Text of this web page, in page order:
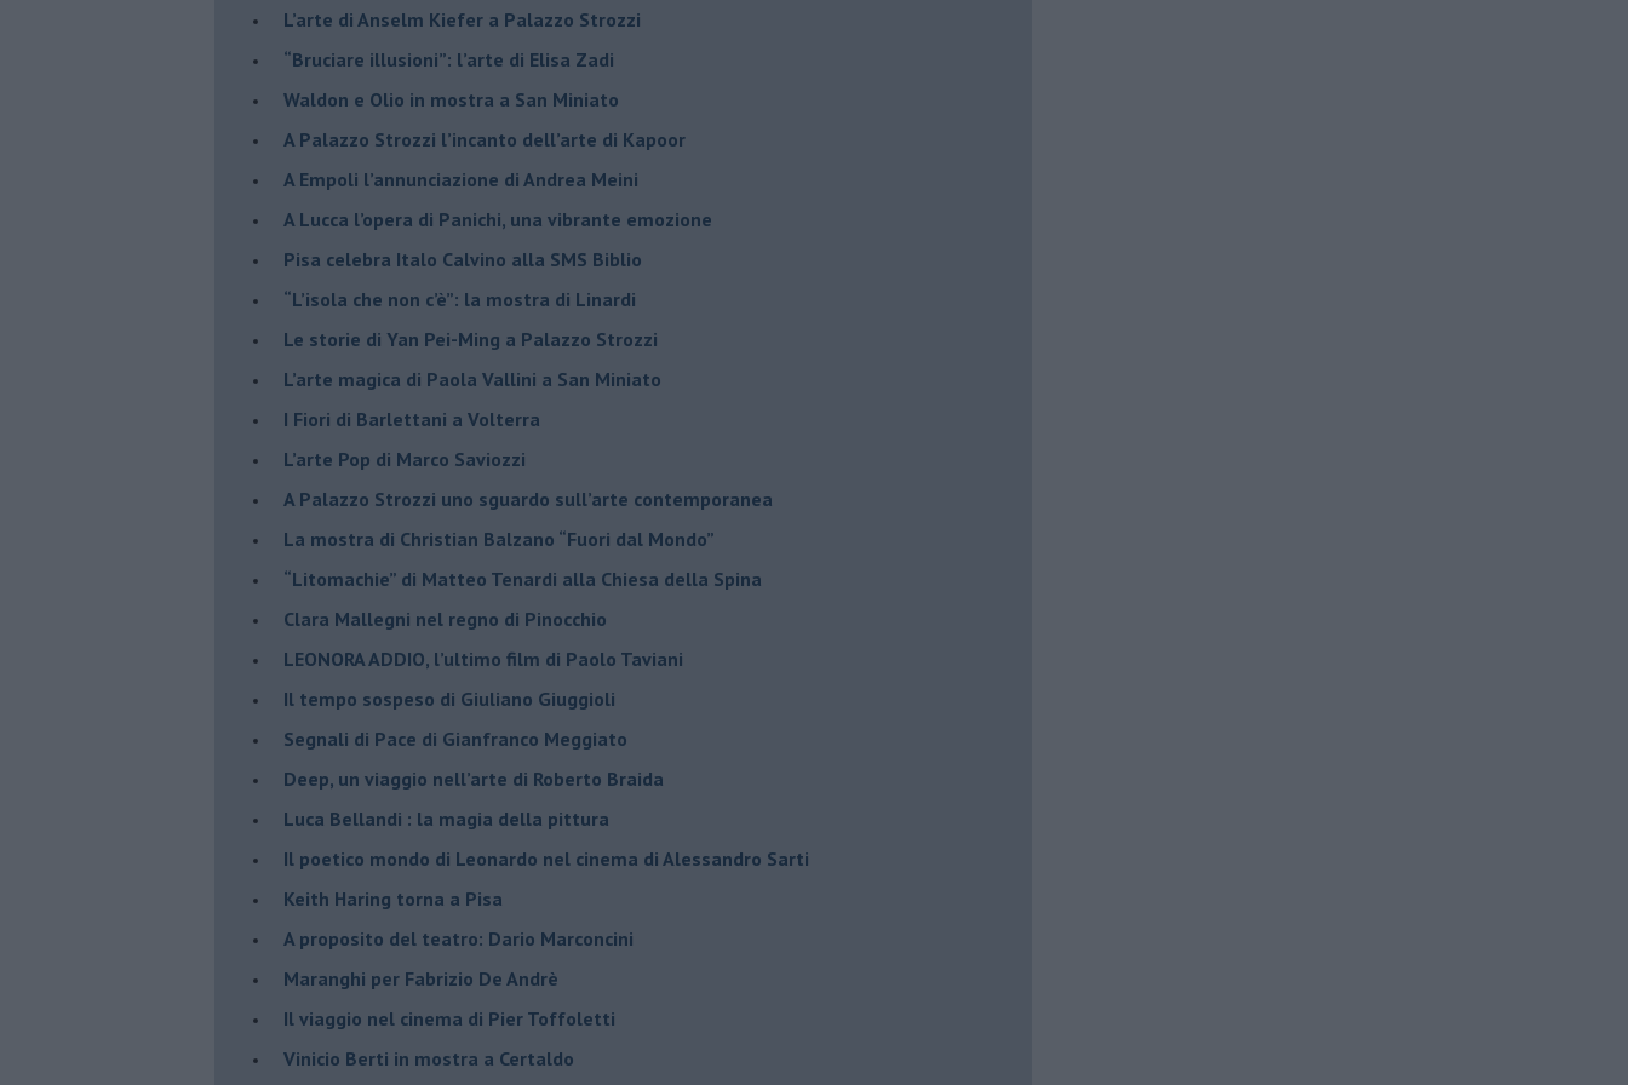
​L’arte di Anselm Kiefer a Palazzo Strozzi
​“Bruciare illusioni”: l’arte di Elisa Zadi
​Waldon e Olio in mostra a San Miniato
​A Palazzo Strozzi l’incanto dell’arte di Kapoor
​A Empoli l’annunciazione di Andrea Meini
A Lucca l’opera di Panichi, una vibrante emozione
Pisa celebra Italo Calvino alla SMS Biblio
“L’isola che non c’è”: la mostra di Linardi
​Le storie di Yan Pei-Ming a Palazzo Strozzi
​L’arte magica di Paola Vallini a San Miniato
​I Fiori di Barlettani a Volterra
​L’arte Pop di Marco Saviozzi
​A Palazzo Strozzi uno sguardo sull’arte contemporanea
La mostra di Christian Balzano “Fuori dal Mondo”
​“Litomachie” di Matteo Tenardi alla Chiesa della Spina
​Clara Mallegni nel regno di Pinocchio
​LEONORA ADDIO, l’ultimo film di Paolo Taviani
Il tempo sospeso di Giuliano Giuggioli
Segnali di Pace di Gianfranco Meggiato
​Deep, un viaggio nell’arte di Roberto Braida
​Luca Bellandi : la magia della pittura
​Il poetico mondo di Leonardo nel cinema di Alessandro Sarti
​Keith Haring torna a Pisa
​A proposito del teatro: Dario Marconcini
Maranghi per Fabrizio De Andrè
​Il viaggio nel cinema di Pier Toffoletti
Vinicio Berti in mostra a Certaldo